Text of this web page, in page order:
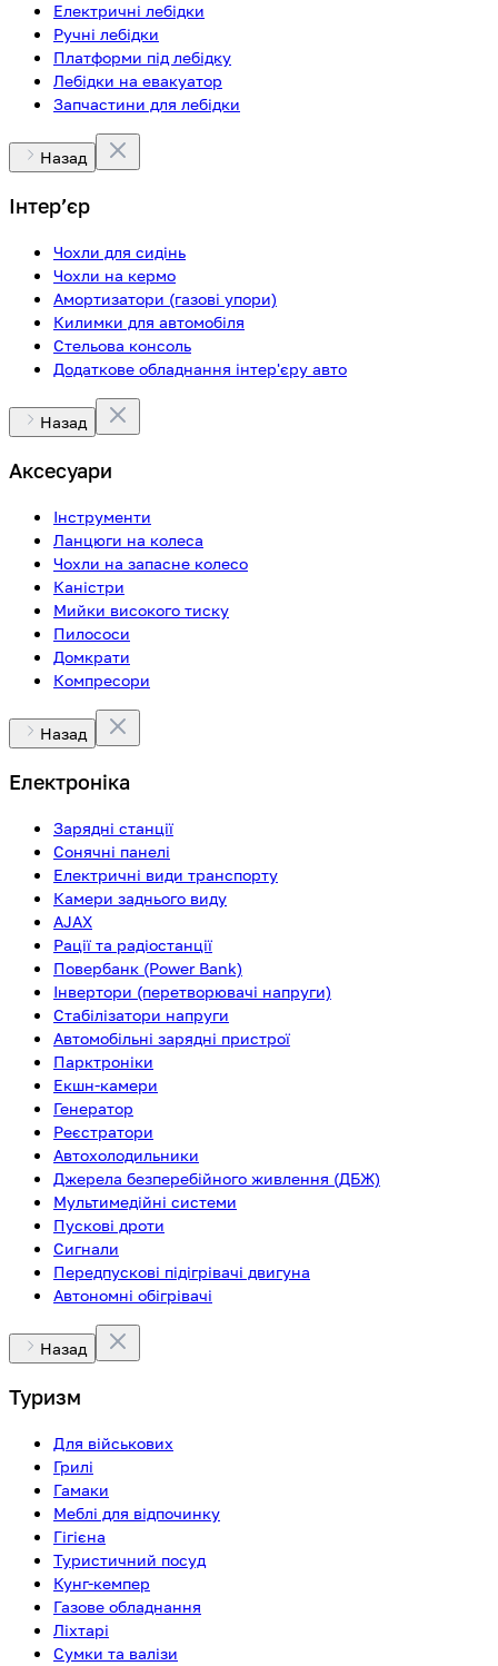
Електричні лебідки
Ручні лебідки
Платформи під лебідку
Лебідки на евакуатор
Запчастини для лебідки
Назад
Інтерʼєр
Чохли для сидінь
Чохли на кермо
Амортизатори (газові упори)
Килимки для автомобіля
Стельова консоль
Додаткове обладнання інтер'єру авто
Назад
Аксесуари
Інструменти
Ланцюги на колеса
Чохли на запасне колесо
Каністри
Мийки високого тиску
Пилососи
Домкрати
Компресори
Назад
Електроніка
Зарядні станції
Сонячні панелі
Електричні види транспорту
Камери заднього виду
AJAX
Рації та радіостанції
Повербанк (Power Bank)
Інвертори (перетворювачі напруги)
Стабілізатори напруги
Автомобільні зарядні пристрої
Парктроніки
Екшн-камери
Генератор
Реєстратори
Автохолодильники
Джерела безперебійного живлення (ДБЖ)
Мультимедійні системи
Пускові дроти
Сигнали
Передпускові підігрівачі двигуна
Автономні обігрівачі
Назад
Туризм
Для військових
Грилі
Гамаки
Меблі для відпочинку
Гігієна
Туристичний посуд
Кунг-кемпер
Газове обладнання
Ліхтарі
Сумки та валізи